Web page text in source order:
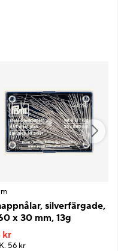
silverfärgade,
x 30 mm, 13g
kr
56 kr